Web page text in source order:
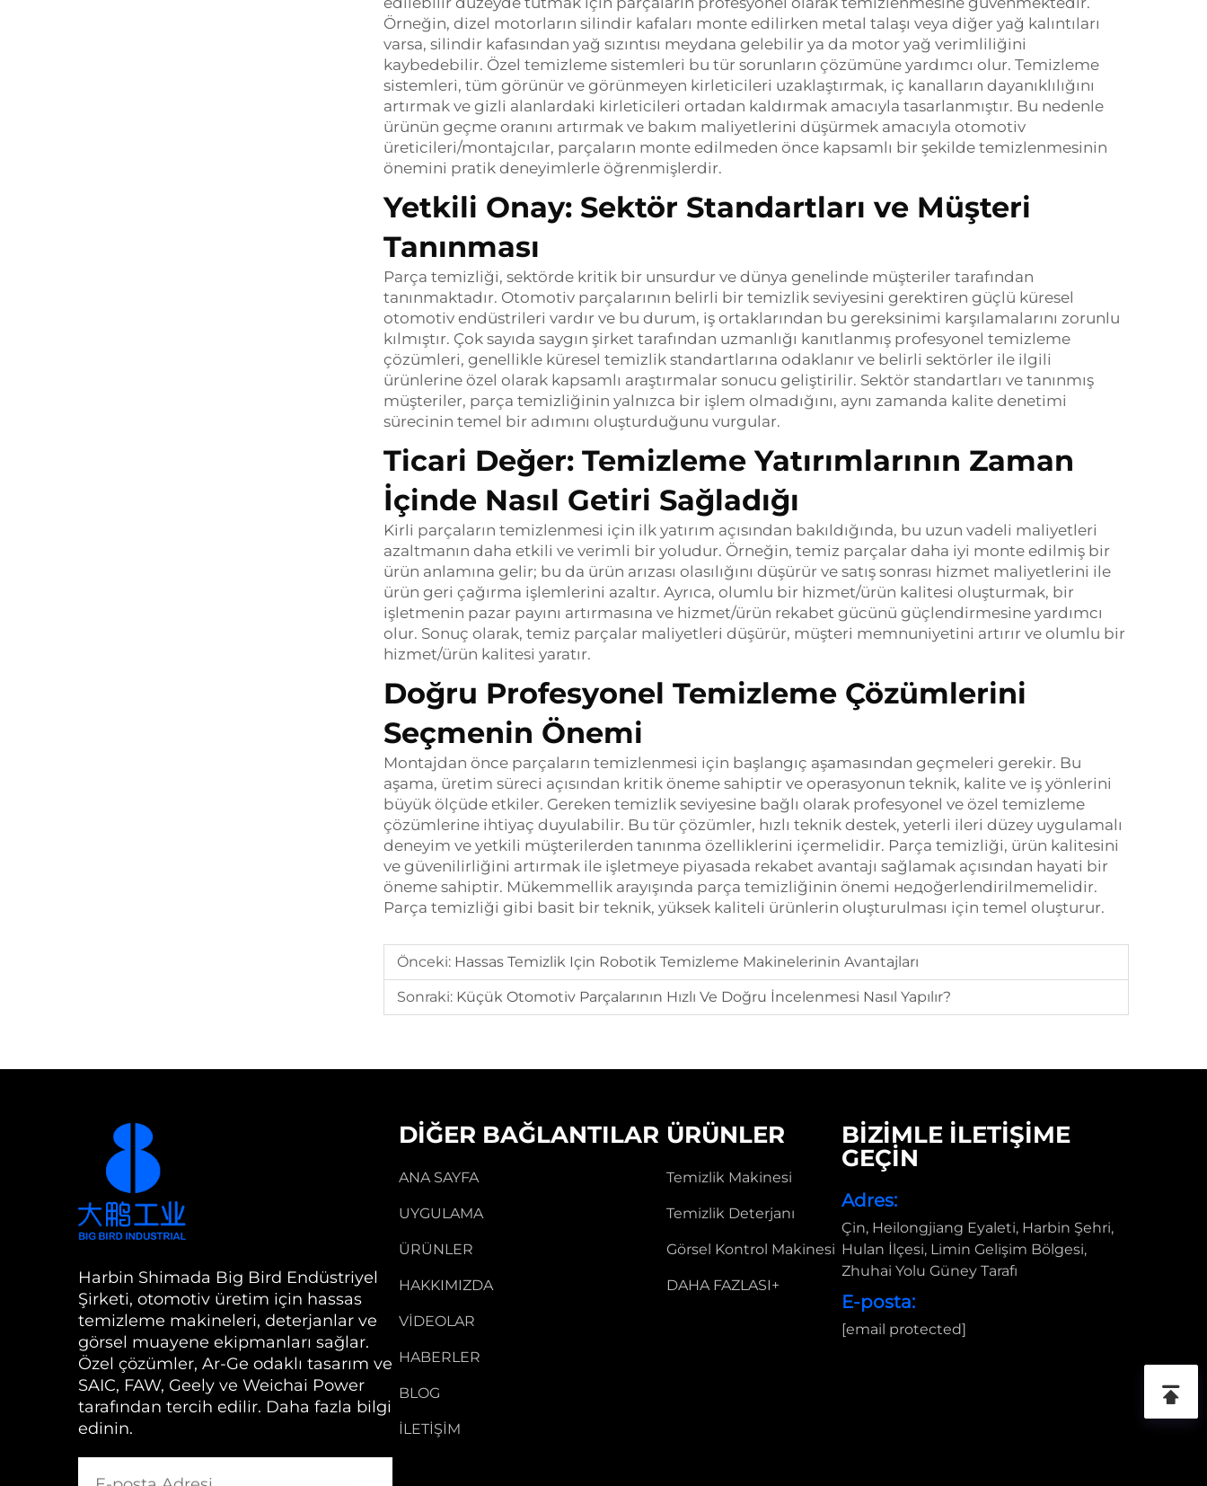
Örneğin, dizel motorların silindir kafaları monte edilirken metal talaşı veya diğer yağ kalıntıları
varsa, silindir kafasından yağ sızıntısı meydana gelebilir ya da motor yağ verimliliğini
kaybedebilir. Özel temizleme sistemleri bu tür sorunların çözümüne yardımcı olur. Temizleme
sistemleri, tüm görünür ve görünmeyen kirleticileri uzaklaştırmak, iç kanalların dayanıklılığını
artırmak ve gizli alanlardaki kirleticileri ortadan kaldırmak amacıyla tasarlanmıştır. Bu nedenle
ürünün geçme oranını artırmak ve bakım maliyetlerini düşürmek amacıyla otomotiv
üreticileri/montajcılar, parçaların monte edilmeden önce kapsamlı bir şekilde temizlenmesinin
önemini pratik deneyimlerle öğrenmişlerdir.
Yetkili Onay: Sektör Standartları ve Müşteri
Tanınması
Parça temizliği, sektörde kritik bir unsurdur ve dünya genelinde müşteriler tarafından
tanınmaktadır. Otomotiv parçalarının belirli bir temizlik seviyesini gerektiren güçlü küresel
otomotiv endüstrileri vardır ve bu durum, iş ortaklarından bu gereksinimi karşılamalarını zorunlu
kılmıştır. Çok sayıda saygın şirket tarafından uzmanlığı kanıtlanmış profesyonel temizleme
çözümleri, genellikle küresel temizlik standartlarına odaklanır ve belirli sektörler ile ilgili
ürünlerine özel olarak kapsamlı araştırmalar sonucu geliştirilir. Sektör standartları ve tanınmış
müşteriler, parça temizliğinin yalnızca bir işlem olmadığını, aynı zamanda kalite denetimi
sürecinin temel bir adımını oluşturduğunu vurgular.
Ticari Değer: Temizleme Yatırımlarının Zaman
İçinde Nasıl Getiri Sağladığı
Kirli parçaların temizlenmesi için ilk yatırım açısından bakıldığında, bu uzun vadeli maliyetleri
azaltmanın daha etkili ve verimli bir yoludur. Örneğin, temiz parçalar daha iyi monte edilmiş bir
ürün anlamına gelir; bu da ürün arızası olasılığını düşürür ve satış sonrası hizmet maliyetlerini ile
ürün geri çağırma işlemlerini azaltır. Ayrıca, olumlu bir hizmet/ürün kalitesi oluşturmak, bir
işletmenin pazar payını artırmasına ve hizmet/ürün rekabet gücünü güçlendirmesine yardımcı
olur. Sonuç olarak, temiz parçalar maliyetleri düşürür, müşteri memnuniyetini artırır ve olumlu bir
hizmet/ürün kalitesi yaratır.
Doğru Profesyonel Temizleme Çözümlerini
Seçmenin Önemi
Montajdan önce parçaların temizlenmesi için başlangıç aşamasından geçmeleri gerekir. Bu
aşama, üretim süreci açısından kritik öneme sahiptir ve operasyonun teknik, kalite ve iş yönlerini
büyük ölçüde etkiler. Gereken temizlik seviyesine bağlı olarak profesyonel ve özel temizleme
çözümlerine ihtiyaç duyulabilir. Bu tür çözümler, hızlı teknik destek, yeterli ileri düzey uygulamalı
deneyim ve yetkili müşterilerden tanınma özelliklerini içermelidir. Parça temizliği, ürün kalitesini
ve güvenilirliğini artırmak ile işletmeye piyasada rekabet avantajı sağlamak açısından hayati bir
öneme sahiptir. Mükemmellik arayışında parça temizliğinin önemi недоğerlendirilmemelidir.
Parça temizliği gibi basit bir teknik, yüksek kaliteli ürünlerin oluşturulması için temel oluşturur.
Önceki: Hassas Temizlik Için Robotik Temizleme Makinelerinin Avantajları
Sonraki: Küçük Otomotiv Parçalarının Hızlı Ve Doğru İncelenmesi Nasıl Yapılır?
Harbin Shimada Big Bird Endüstriyel
Şirketi, otomotiv üretim için hassas
temizleme makineleri, deterjanlar ve
görsel muayene ekipmanları sağlar.
Özel çözümler, Ar-Ge odaklı tasarım ve
SAIC, FAW, Geely ve Weichai Power
tarafından tercih edilir. Daha fazla bilgi
edinin.
DIĞER BAĞLANTILAR
ANA SAYFA
UYGULAMA
ÜRÜNLER
HAKKIMIZDA
VIDEOLAR
HABERLER
BLOG
İLETIŞIM
ÜRÜNLER
Temizlik Makinesi
Temizlik Deterjanı
Görsel Kontrol Makinesi
DAHA FAZLASI+
BİZİMLE İLETİŞİME
GEÇİN
Adres:
Çin, Heilongjiang Eyaleti, Harbin Şehri,
Hulan İlçesi, Limin Gelişim Bölgesi,
Zhuhai Yolu Güney Tarafı
E-posta:
[email protected]